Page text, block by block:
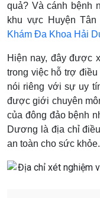
quả? Và cánh bệnh
khu vực Huyện
Khám Đa Khoa Hải
Hiện nay, đây được
trong việc hỗ trợ
nói riêng với sự uy
được giới chuyên
của đông đảo bệnh
Dương là địa chỉ
an toàn cho sức khỏe.